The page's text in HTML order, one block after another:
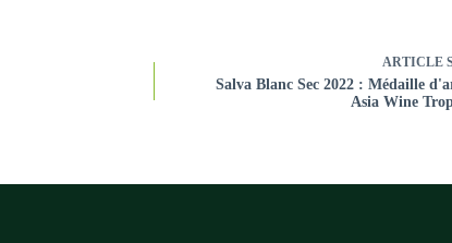
ARTICLE
Salva Blanc Sec 2022 : Médaille
Asia Wine